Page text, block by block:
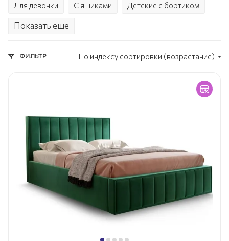
Для девочки С ящиками Детские с бортиком
Двуспальные
Показать еще
ФИЛЬТР По индексу сортировки (возрастание)